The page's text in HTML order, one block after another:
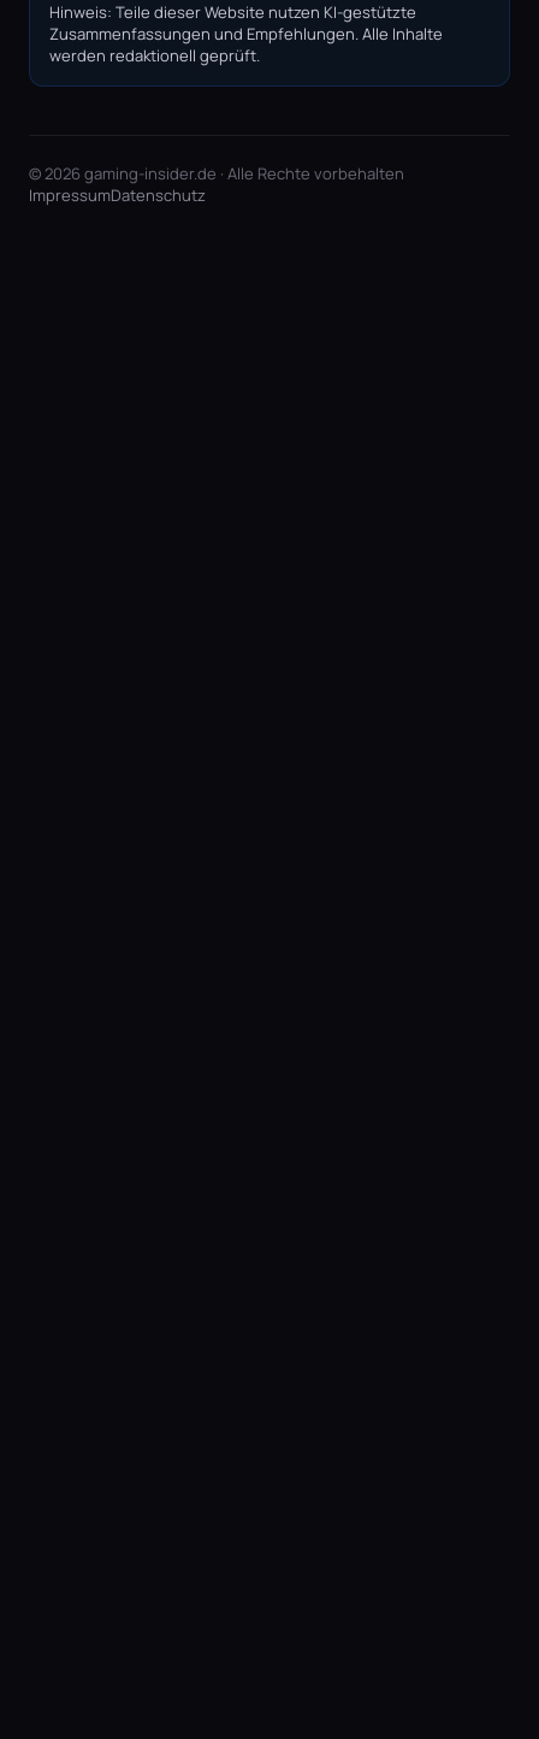
Hinweis: Teile dieser Website nutzen KI-gestützte
Zusammenfassungen und Empfehlungen. Alle Inhalte
werden redaktionell geprüft.
© 2026 gaming-insider.de · Alle Rechte vorbehalten
ImpressumDatenschutz